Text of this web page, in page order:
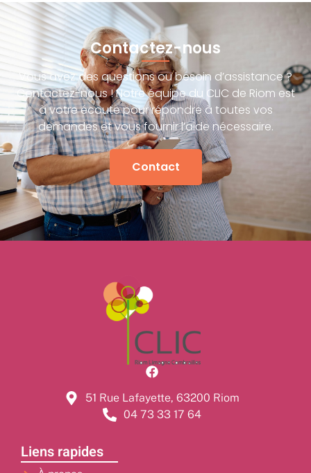
Contactez-nous
Vous avez des questions ou besoin d’assistance ?
Contactez-nous ! Notre équipe du CLIC de Riom est
à votre écoute pour répondre à toutes vos
demandes et vous fournir l’aide nécessaire.
Contact
51 Rue Lafayette, 63200 Riom
04 73 33 17 64
Liens rapides